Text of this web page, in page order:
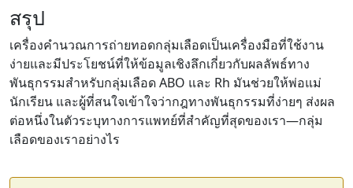
สรุป
เครื่องคำนวณการถ่ายทอดกลุ่มเลือดเป็นเครื่องมือที่ใช้งาน
ง่ายและมีประโยชน์ที่ให้ข้อมูลเชิงลึกเกี่ยวกับผลลัพธ์ทาง
พันธุกรรมสำหรับกลุ่มเลือด ABO และ Rh มันช่วยให้พ่อแม่
นักเรียน และผู้ที่สนใจเข้าใจว่ากฎทางพันธุกรรมที่ง่ายๆ ส่งผล
ต่อหนึ่งในตัวระบุทางการแพทย์ที่สำคัญที่สุดของเรา—กลุ่ม
เลือดของเราอย่างไร